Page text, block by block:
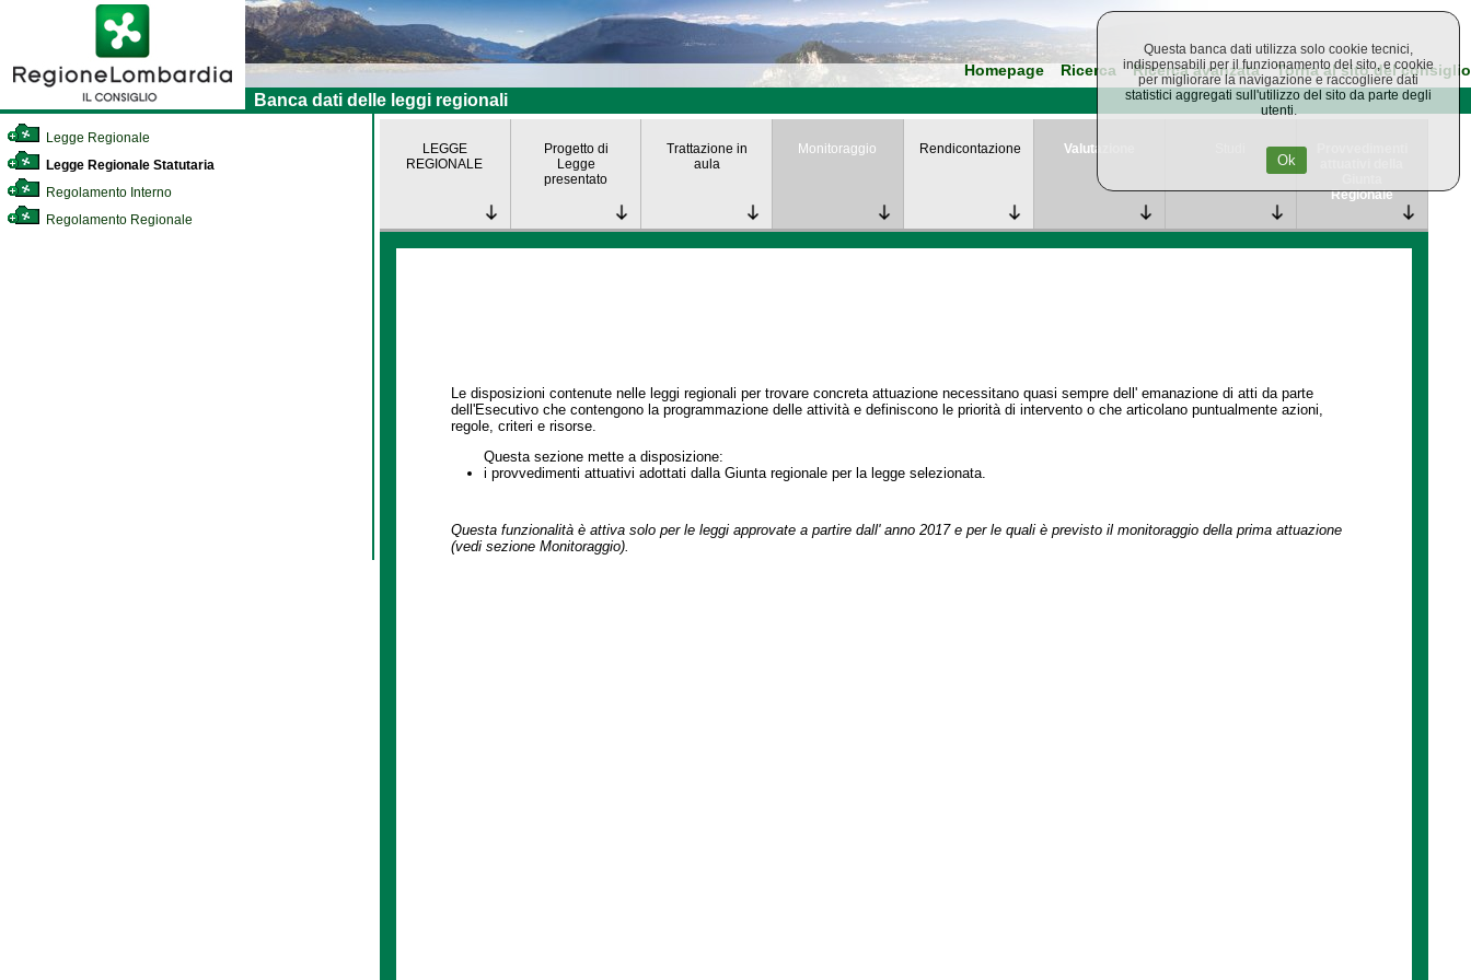
Homepage Ricerca Ricerca avanzata Torna al sito del consiglio
Banca dati delle leggi regionali
Legge Regionale
Legge Regionale Statutaria
Regolamento Interno
Regolamento Regionale
LEGGE
REGIONALE
Progetto di
Legge
presentato
Trattazione in
aula
Monitoraggio Rendicontazione Valutazione
Regionale
Le disposizioni contenute nelle leggi regionali per trovare concreta attuazione necessitano quasi sempre dell' emanazione di atti da parte
dell'Esecutivo che contengono la programmazione delle attività e definiscono le priorità di intervento o che articolano puntualmente azioni,
regole, criteri e risorse.
Questa sezione mette a disposizione:
i provvedimenti attuativi adottati dalla Giunta regionale per la legge selezionata.
Questa funzionalità è attiva solo per le leggi approvate a partire dall' anno 2017 e per le quali è previsto il monitoraggio della prima attuazione
(vedi sezione Monitoraggio).
Questa banca dati utilizza solo cookie tecnici,
indispensabili per il funzionamento del sito, e cookie
per migliorare la navigazione e raccogliere dati
statistici aggregati sull'utilizzo del sito da parte degli
utenti.
Ok